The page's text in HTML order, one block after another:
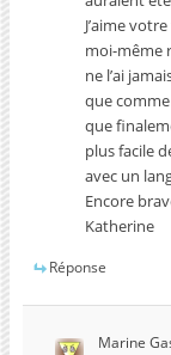
J’aime
moi-même
ne l’ai
que
que
plus facile
avec un
Encore
Katherine
Réponse
Marine